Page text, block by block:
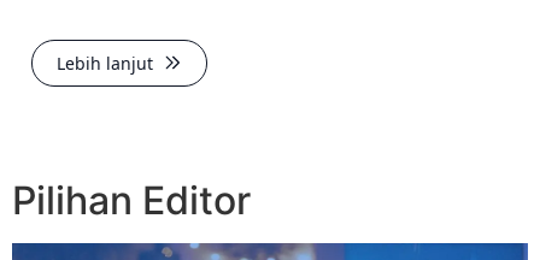
Lebih lanjut
Pilihan Editor